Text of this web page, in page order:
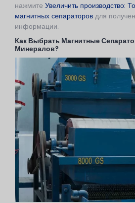
нажмите Увеличить производство:
магнитных сепараторов для
информации.
Как Выбрать Магнитные
Минералов?